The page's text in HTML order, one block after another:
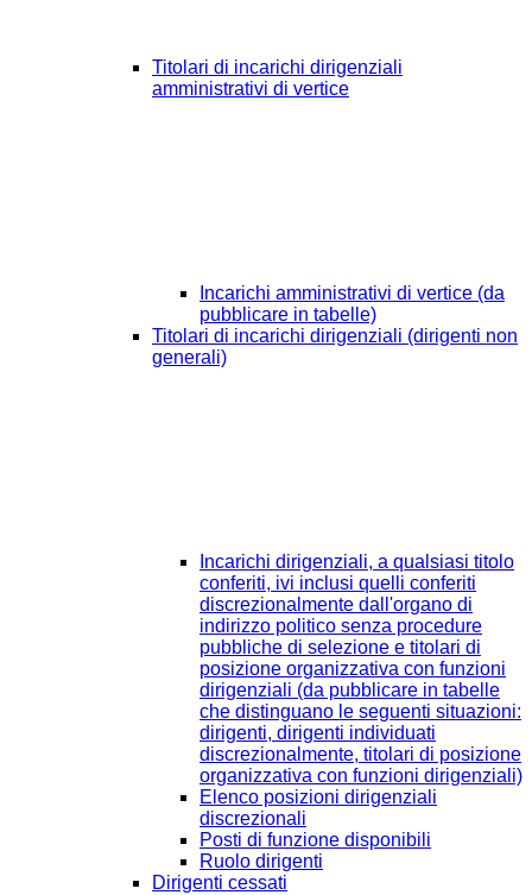
Titolari di incarichi dirigenziali
amministrativi di vertice
Incarichi amministrativi di vertice (da
pubblicare in tabelle)
Titolari di incarichi dirigenziali (dirigenti non
generali)
Incarichi dirigenziali, a qualsiasi titolo
conferiti, ivi inclusi quelli conferiti
discrezionalmente dall'organo di
indirizzo politico senza procedure
pubbliche di selezione e titolari di
posizione organizzativa con funzioni
dirigenziali (da pubblicare in tabelle
che distinguano le seguenti situazioni:
dirigenti, dirigenti individuati
discrezionalmente, titolari di posizione
organizzativa con funzioni dirigenziali)
Elenco posizioni dirigenziali
discrezionali
Posti di funzione disponibili
Ruolo dirigenti
Dirigenti cessati